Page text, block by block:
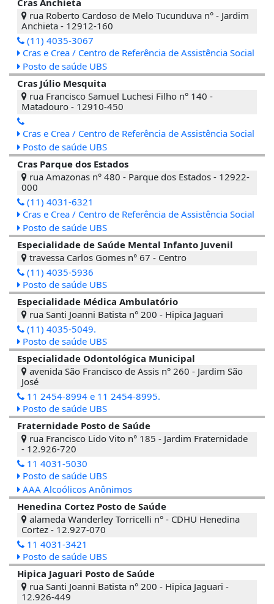
rua Roberto Cardoso de Melo Tucunduva n° - Jardim
Anchieta - 12912-160
(11) 4035-3067
Cras e Crea / Centro de Referência de Assistência Social
Posto de saúde UBS
Cras Júlio Mesquita
rua Francisco Samuel Luchesi Filho n° 140 -
Matadouro - 12910-450
Cras e Crea / Centro de Referência de Assistência Social
Posto de saúde UBS
Cras Parque dos Estados
rua Amazonas n° 480 - Parque dos Estados - 12922-
000
(11) 4031-6321
Cras e Crea / Centro de Referência de Assistência Social
Posto de saúde UBS
Especialidade de Saúde Mental Infanto Juvenil
travessa Carlos Gomes n° 67 - Centro
(11) 4035-5936
Posto de saúde UBS
Especialidade Médica Ambulatório
rua Santi Joanni Batista n° 200 - Hipica Jaguari
(11) 4035-5049.
Posto de saúde UBS
Especialidade Odontológica Municipal
avenida São Francisco de Assis n° 260 - Jardim São
José
11 2454-8994 e 11 2454-8995.
Posto de saúde UBS
Fraternidade Posto de Saúde
rua Francisco Lido Vito n° 185 - Jardim Fraternidade
- 12.926-720
11 4031-5030
Posto de saúde UBS
AAA Alcoólicos Anônimos
Henedina Cortez Posto de Saúde
alameda Wanderley Torricelli n° - CDHU Henedina
Cortez - 12.927-070
11 4031-3421
Posto de saúde UBS
Hipica Jaguari Posto de Saúde
rua Santi Joanni Batista n° 200 - Hipica Jaguari -
12.926-449